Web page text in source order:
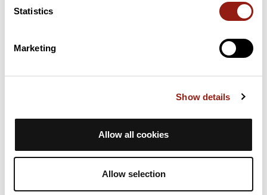
Statistics
Marketing
Show details
Allow all cookies
Allow selection
Créon Cénac
Durée estim.